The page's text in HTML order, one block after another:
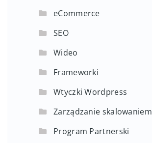
eCommerce
SEO
Wideo
Frameworki
Wtyczki Wordpress
Zarządzanie skalowaniem
Program Partnerski